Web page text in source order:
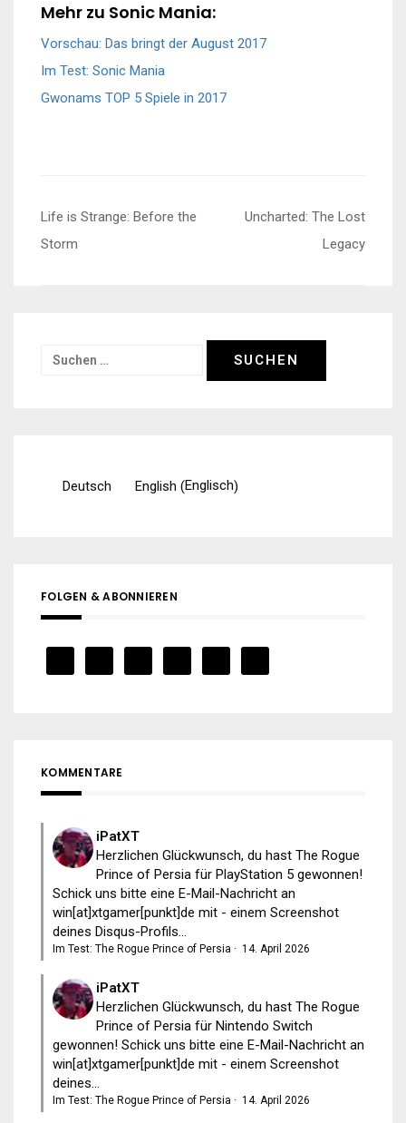
Mehr zu Sonic Mania:
Vorschau: Das bringt der August 2017
Im Test: Sonic Mania
Gwonams TOP 5 Spiele in 2017
Beitragsnavigation
Life is Strange: Before the
Storm
Uncharted: The Lost
Legacy
Suchen
Deutsch English (Englisch)
FOLGEN & ABONNIEREN
KOMMENTARE
iPatXT
Herzlichen Glückwunsch, du hast The Rogue
Prince of Persia für PlayStation 5 gewonnen!
Schick uns bitte eine E-Mail-Nachricht an
win[at]xtgamer[punkt]de mit - einem Screenshot
deines Disqus-Profils...
Im Test: The Rogue Prince of Persia · 14. April 2026
iPatXT
Herzlichen Glückwunsch, du hast The Rogue
Prince of Persia für Nintendo Switch
gewonnen! Schick uns bitte eine E-Mail-Nachricht an
win[at]xtgamer[punkt]de mit - einem Screenshot
deines...
Im Test: The Rogue Prince of Persia · 14. April 2026